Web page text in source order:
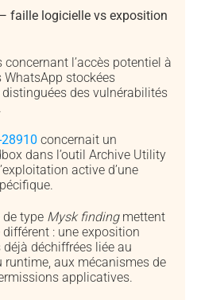
faille logicielle vs exposition
concernant l’accès potentiel à
stockées
des vulnérabilités
28910 concernait un
dans l’outil Archive Utility
active d’une
de type Mysk findingmettent
: une exposition
déchiffrées liée au
runtime, aux mécanismes de
applicatives.